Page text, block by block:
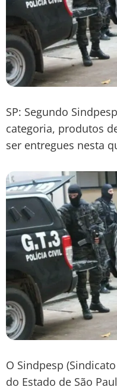
SP: Segundo
categoria, produtos
ser entregues nesta
O Sindpesp
do Estado de São